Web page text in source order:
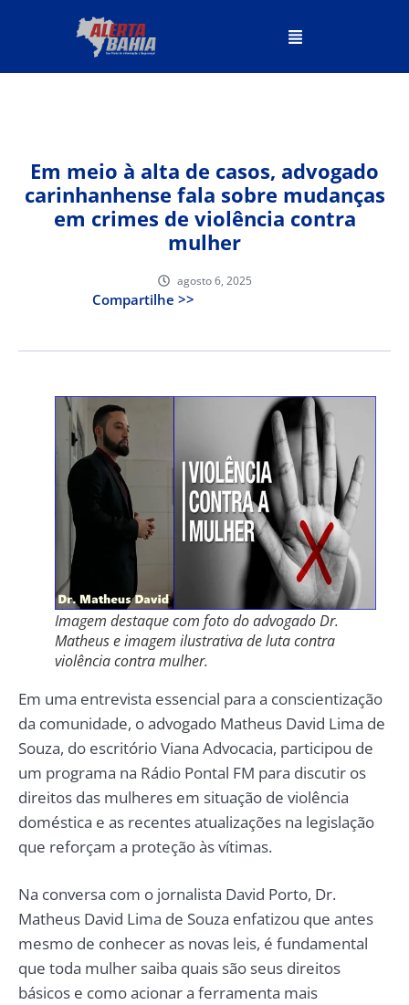
Em meio à alta de casos, advogado
carinhanhense fala sobre mudanças
em crimes de violência contra
mulher
agosto 6, 2025
Compartilhe >>
Imagem destaque com foto do advogado Dr.
Matheus e imagem ilustrativa de luta contra
violência contra mulher.
Em uma entrevista essencial para a conscientização
da comunidade, o advogado Matheus David Lima de
Souza, do escritório Viana Advocacia, participou de
um programa na Rádio Pontal FM para discutir os
direitos das mulheres em situação de violência
doméstica e as recentes atualizações na legislação
que reforçam a proteção às vítimas.
Na conversa com o jornalista David Porto, Dr.
Matheus David Lima de Souza enfatizou que antes
mesmo de conhecer as novas leis, é fundamental
que toda mulher saiba quais são seus direitos
básicos e como acionar a ferramenta mais